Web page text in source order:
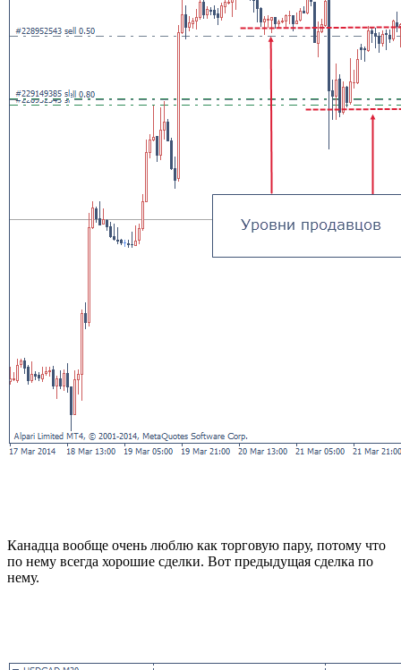
Канадца вообще очень люблю как торговую пару, потому что
по нему всегда хорошие сделки. Вот предыдущая сделка по
нему.